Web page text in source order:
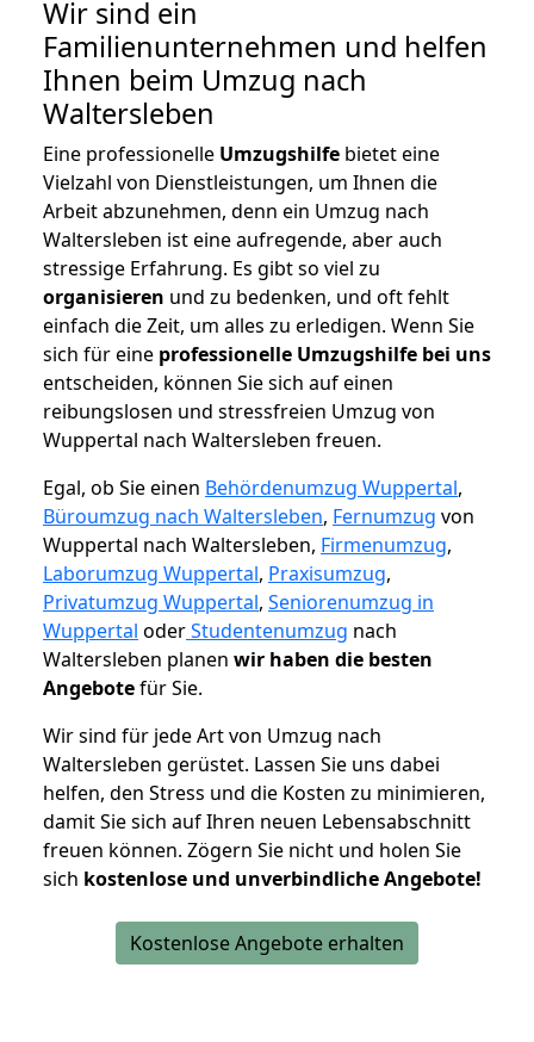
Wir sind ein
Familienunternehmen und helfen
Ihnen beim Umzug nach
Waltersleben
Eine professionelle Umzugshilfe bietet eine
Vielzahl von Dienstleistungen, um Ihnen die
Arbeit abzunehmen, denn ein Umzug nach
Waltersleben ist eine aufregende, aber auch
stressige Erfahrung. Es gibt so viel zu
organisieren und zu bedenken, und oft fehlt
einfach die Zeit, um alles zu erledigen. Wenn Sie
sich für eine professionelle Umzugshilfe bei uns
entscheiden, können Sie sich auf einen
reibungslosen und stressfreien Umzug von
Wuppertal nach Waltersleben freuen.
Egal, ob Sie einen Behördenumzug Wuppertal,
Büroumzug nach Waltersleben, Fernumzug von
Wuppertal nach Waltersleben, Firmenumzug,
Laborumzug Wuppertal, Praxisumzug,
Privatumzug Wuppertal, Seniorenumzug in
Wuppertal oderStudentenumzug nach
Waltersleben planen wir haben die besten
Angebotefür Sie.
Wir sind für jede Art von Umzug nach
Waltersleben gerüstet. Lassen Sie uns dabei
helfen, den Stress und die Kosten zu minimieren,
damit Sie sich auf Ihren neuen Lebensabschnitt
freuen können. Zögern Sie nicht und holen Sie
sich kostenlose und unverbindliche Angebote!
Kostenlose Angebote erhalten